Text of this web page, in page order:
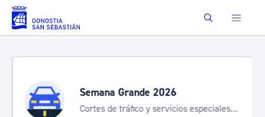
Saltar al contenido principal Buscar
Semana Grande 2026
Cortes de tráfico y servicios especiales